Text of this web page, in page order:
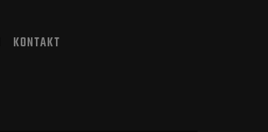
KONTAKT